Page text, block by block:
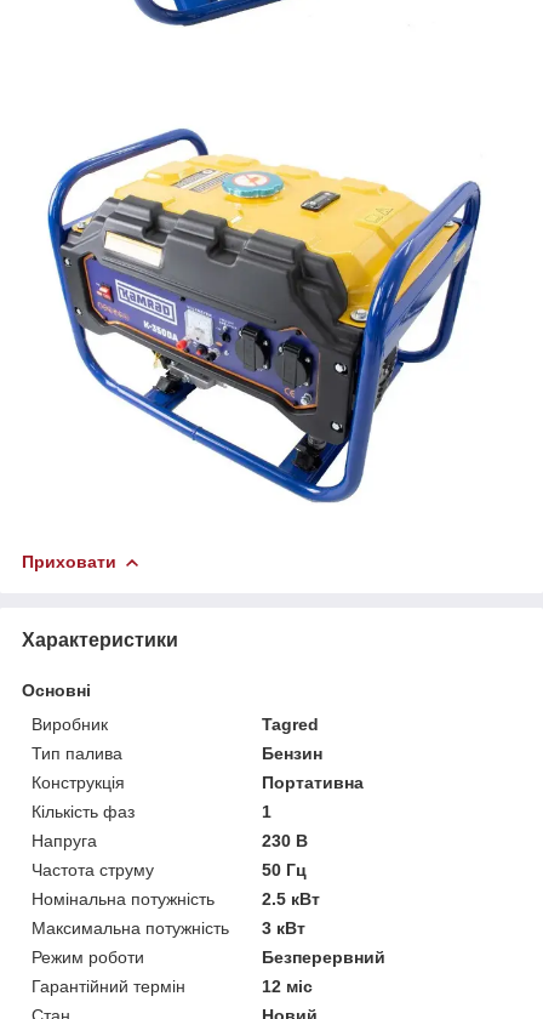
Приховати
Характеристики
Основні
Виробник
Tagred
Тип палива
Бензин
Конструкція
Портативна
Кількість фаз
1
Напруга
230 В
Частота струму
50 Гц
Номінальна потужність
2.5 кВт
Максимальна потужність
3 кВт
Режим роботи
Безперервний
Гарантійний термін
12 міс